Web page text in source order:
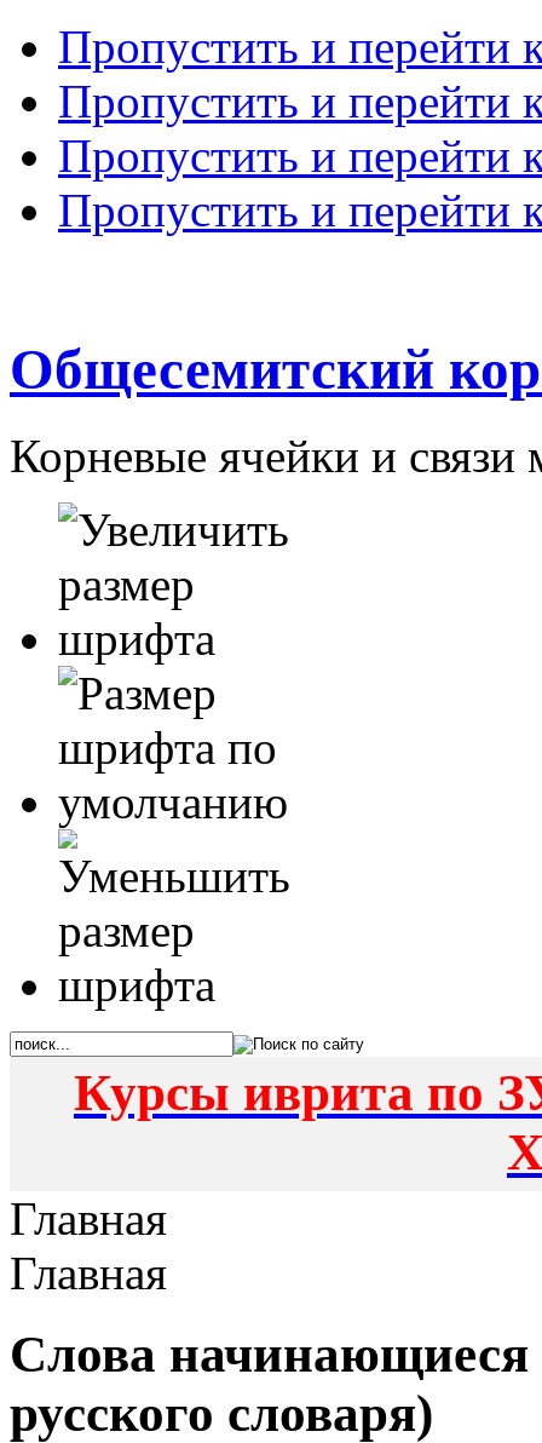
Пропустить и перейти
Пропустить и перейти
Пропустить и перейти
Пропустить и перейти
Общесемитский
Корневые ячейки и
Курсы иврита по
Главная
Главная
Слова
русского словаря)